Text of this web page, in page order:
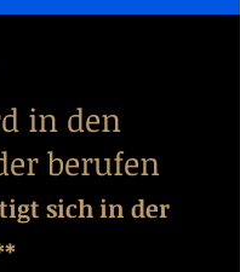
in den
berufen
sich in der